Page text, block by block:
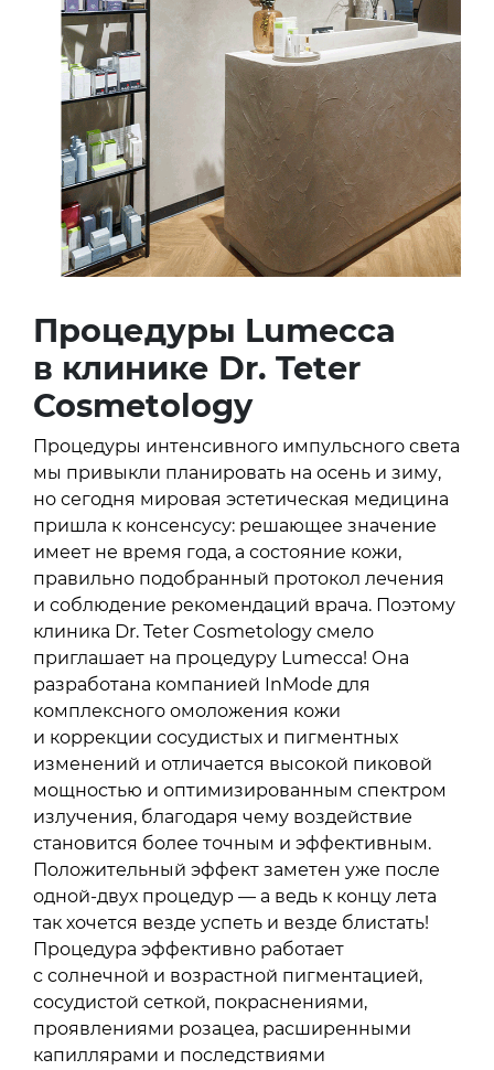
Процедуры Lumecca
в клинике Dr. Teter
Cosmetology
Процедуры интенсивного импульсного света
мы привыкли планировать на осень и зиму,
но сегодня мировая эстетическая медицина
пришла к консенсусу: решающее значение
имеет не время года, а состояние кожи,
правильно подобранный протокол лечения
и соблюдение рекомендаций врача. Поэтому
клиника Dr. Teter Cosmetology смело
приглашает на процедуру Lumecca! Она
разработана компанией InMode для
комплексного омоложения кожи
и коррекции сосудистых и пигментных
изменений и отличается высокой пиковой
мощностью и оптимизированным спектром
излучения, благодаря чему воздействие
становится более точным и эффективным.
Положительный эффект заметен уже после
одной-двух процедур — а ведь к концу лета
так хочется везде успеть и везде блистать!
Процедура эффективно работает
с солнечной и возрастной пигментацией,
сосудистой сеткой, покраснениями,
проявлениями розацеа, расширенными
капиллярами и последствиями